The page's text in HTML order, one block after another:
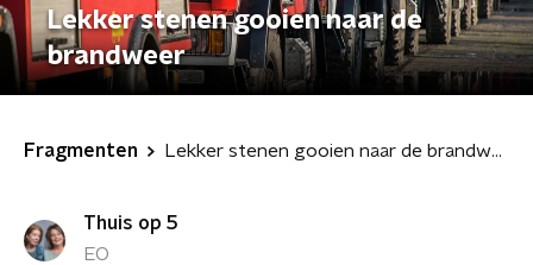
Lekker stenen gooien naar de
brandweer
Fragmenten Lekker stenen gooien naar de brandweer
Thuis op 5
EO